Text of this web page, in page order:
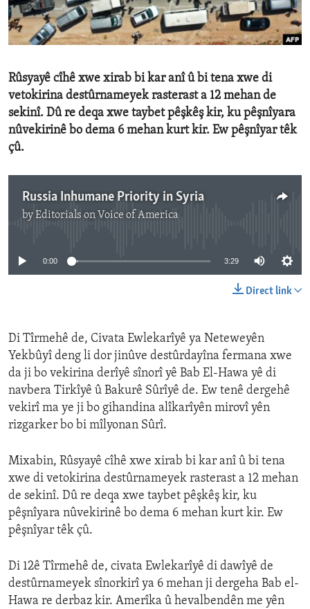
ENVIRONMENT AND HEALTH
IDEALS AND INSTITUTIONS
Rûsyayê cîhê xwe xirab bi kar anî û bi tena xwe di
vetokirina destûrnameyek rasterast a 12 mehan de
sekinî. Dû re deqa xwe taybet pêşkêş kir, ku pêşnîyara
nûvekirinê bo dema 6 mehan kurt kir. Ew pêşnîyar têk
çû.
Russia Inhumane Priority in Syria
byEditorials on Voice of America
0:00 3:29
Direct link
Di Tîrmehê de, Civata Ewlekarîyê ya Neteweyên
Yekbûyî deng li dor jinûve destûrdayîna fermana xwe
da ji bo vekirina derîyê sînorî yê Bab El-Hawa yê di
navbera Tirkîyê û Bakurê Sûrîyê de. Ew tenê dergehê
vekirî ma ye ji bo gihandina alîkarîyên mirovî yên
rizgarker bo bi mîlyonan Sûrî.
Mixabin, Rûsyayê cîhê xwe xirab bi kar anî û bi tena
xwe di vetokirina destûrnameyek rasterast a 12 mehan
de sekinî. Dû re deqa xwe taybet pêşkêş kir, ku
pêşnîyara nûvekirinê bo dema 6 mehan kurt kir. Ew
pêşnîyar têk çû.
Di 12ê Tîrmehê de, civata Ewlekarîyê di dawîyê de
destûrnameyek sînorkirî ya 6 mehan ji dergeha Bab el-
Hawa re derbaz kir. Amerîka û hevalbendên me yên